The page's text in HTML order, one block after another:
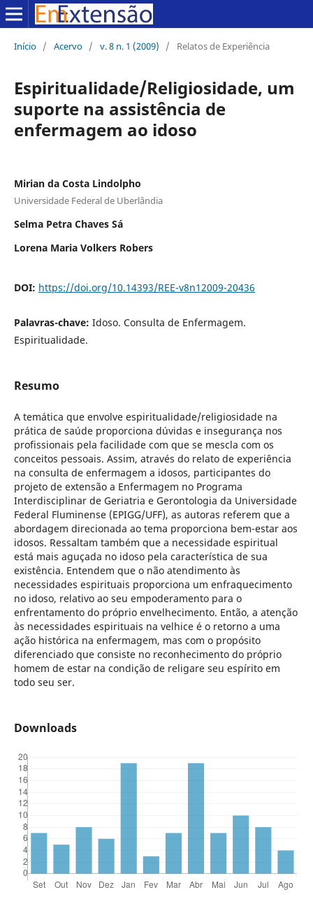
Início / Acervo / v. 8 n. 1 (2009) / Relatos de Experiência
Espiritualidade/Religiosidade, um
suporte na assistência de
enfermagem ao idoso
Mirian da Costa Lindolpho
Universidade Federal de Uberlândia
Selma Petra Chaves Sá
Lorena Maria Volkers Robers
DOI: https://doi.org/10.14393/REE-v8n12009-20436
Palavras-chave: Idoso. Consulta de Enfermagem.
Espiritualidade.
Resumo
A temática que envolve espiritualidade/religiosidade na
prática de saúde proporciona dúvidas e insegurança nos
profissionais pela facilidade com que se mescla com os
conceitos pessoais. Assim, através do relato de experiência
na consulta de enfermagem a idosos, participantes do
projeto de extensão a Enfermagem no Programa
Interdisciplinar de Geriatria e Gerontologia da Universidade
Federal Fluminense (EPIGG/UFF), as autoras referem que a
abordagem direcionada ao tema proporciona bem-estar aos
idosos. Ressaltam também que a necessidade espiritual
está mais aguçada no idoso pela característica de sua
existência. Entendem que o não atendimento às
necessidades espirituais proporciona um enfraquecimento
no idoso, relativo ao seu empoderamento para o
enfrentamento do próprio envelhecimento. Então, a atenção
às necessidades espirituais na velhice é o retorno a uma
ação histórica na enfermagem, mas com o propósito
diferenciado que consiste no reconhecimento do próprio
homem de estar na condição de religare seu espírito em
todo seu ser.
Downloads